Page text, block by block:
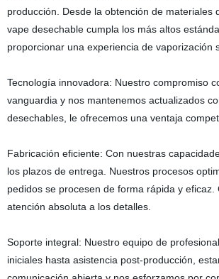
producción. Desde la obtención de
vape desechable cumpla los más altos
proporcionar una experiencia de vaporización
Tecnología innovadora: Nuestro compromiso
vanguardia y nos mantenemos actualizados
desechables, le ofrecemos una ventaja
Fabricación eficiente: Con nuestras
los plazos de entrega. Nuestros procesos
pedidos se procesen de forma rápida y
atención absoluta a los detalles.
Soporte integral: Nuestro equipo de
iniciales hasta asistencia post-producción,